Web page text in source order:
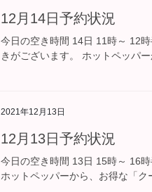
12月14日予約状況
今日の空き時間 14日 11時～ 12
きがございます。 ホットペッパ
2021年12月13日
12月13日予約状況
今日の空き時間 13日 15時～ 16
ホットペッパーから、お得な「ク